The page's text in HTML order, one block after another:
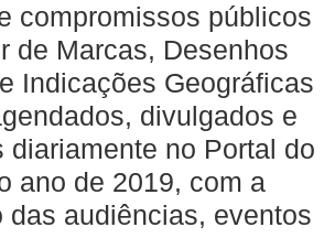
compromissos públicos
de Marcas, Desenhos
Indicações Geográficas
divulgados e
diariamente no Portal do
ano de 2019, com a
das audiências, eventos